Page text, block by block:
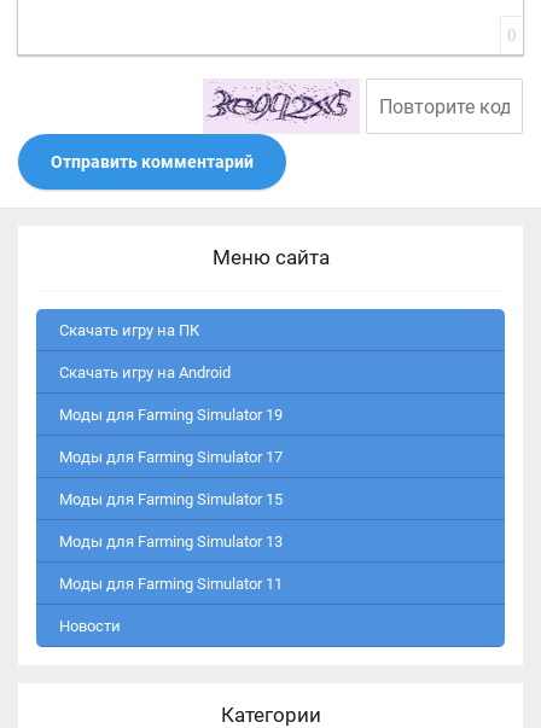
0
Отправить комментарий
Меню сайта
Скачать игру на ПК
Скачать игру на Android
Моды для Farming Simulator 19
Моды для Farming Simulator 17
Моды для Farming Simulator 15
Моды для Farming Simulator 13
Моды для Farming Simulator 11
Новости
Категории